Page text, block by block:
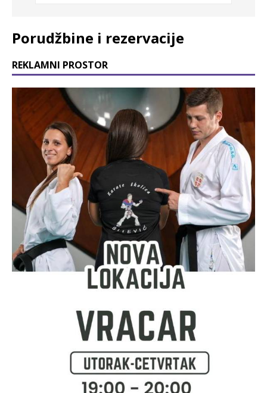
Porudžbine i rezervacije
REKLAMNI PROSTOR